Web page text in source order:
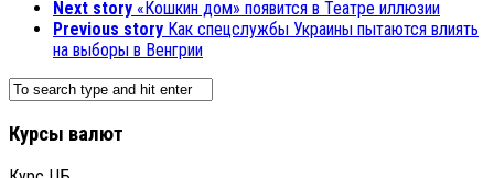
Next story «Кошкин дом» появится в Театре иллюзии
Previous story Как спецслужбы Украины пытаются влиять
на выборы в Венгрии
Курсы валют